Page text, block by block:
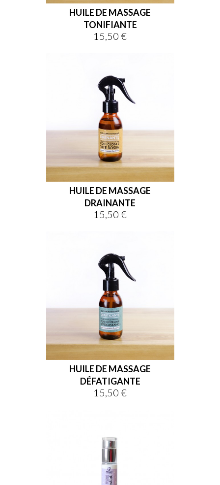
HUILE DE MASSAGE
TONIFIANTE
Prix
15,50 €
HUILE DE MASSAGE
DRAINANTE
Prix
15,50 €
HUILE DE MASSAGE
DÉFATIGANTE
Prix
15,50 €